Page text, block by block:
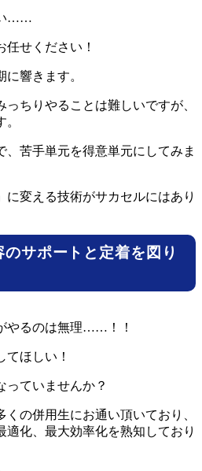
い……
任せください！
響きます。
ちりやることは難しいですが、
、苦手単元を得意単元にしてみま
に変える技術がサカセルにはあり
サポートと定着を図り
やるのは無理……！！
ほしい！
っていませんか？
の併用生にお通い頂いており、
適化、最大効率化を熟知しており